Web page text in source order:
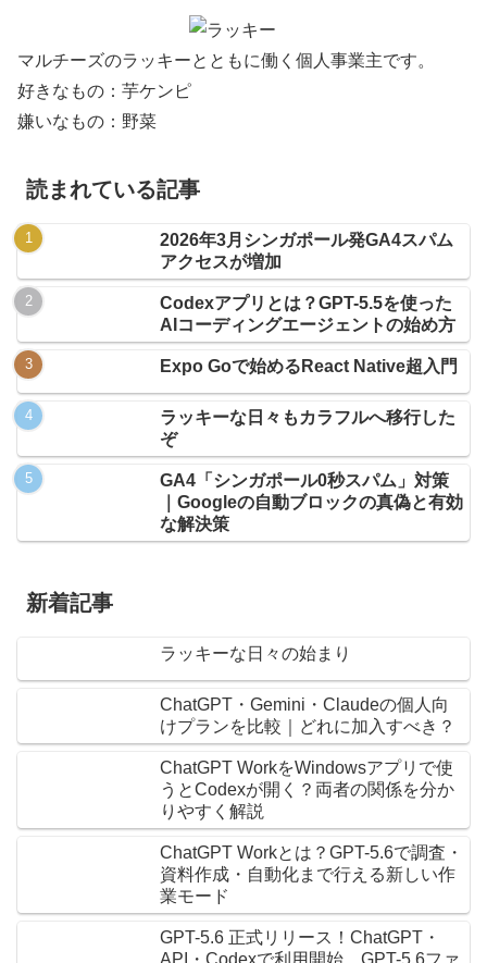
マルチーズのラッキーとともに働く個人事業主です。
好きなもの：芋ケンピ
嫌いなもの：野菜
読まれている記事
2026年3月シンガポール発GA4スパム
アクセスが増加
Codexアプリとは？GPT-5.5を使った
AIコーディングエージェントの始め方
Expo Goで始めるReact Native超入門
ラッキーな日々もカラフルへ移行した
ぞ
GA4「シンガポール0秒スパム」対策
｜Googleの自動ブロックの真偽と有効
な解決策
新着記事
ラッキーな日々の始まり
ChatGPT・Gemini・Claudeの個人向
けプランを比較｜どれに加入すべき？
ChatGPT WorkをWindowsアプリで使
うとCodexが開く？両者の関係を分か
りやすく解説
ChatGPT Workとは？GPT-5.6で調査・
資料作成・自動化まで行える新しい作
業モード
GPT-5.6 正式リリース！ChatGPT・